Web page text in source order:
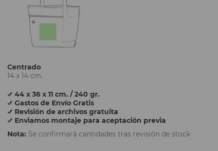
Centrado
14 x 14 cm.
44 x 36 x 11 cm. / 240 gr.
Gastos de Envío Gratis
Revisión de archivos gratuita
Enviamos montaje para aceptación previa
Nota: Se confirmará cantidades tras revisión de stock